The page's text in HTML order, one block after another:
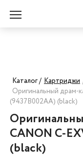
Каталог / Картриджи
Оригинальный драм-
(9437B002AA) (black)
CANON C-
(black)